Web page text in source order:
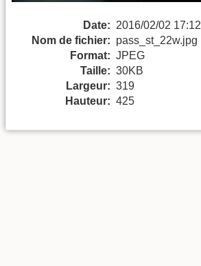
Date: 2016/02/02 17:12
Nom de fichier: pass_st_22w.jpg
Format: JPEG
Taille: 30KB
Largeur: 319
Hauteur: 425